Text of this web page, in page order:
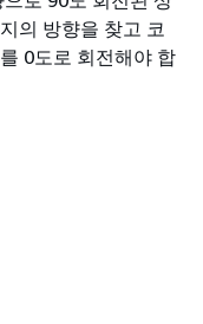
의 방향을 찾고 코
0도로 회전해야 합